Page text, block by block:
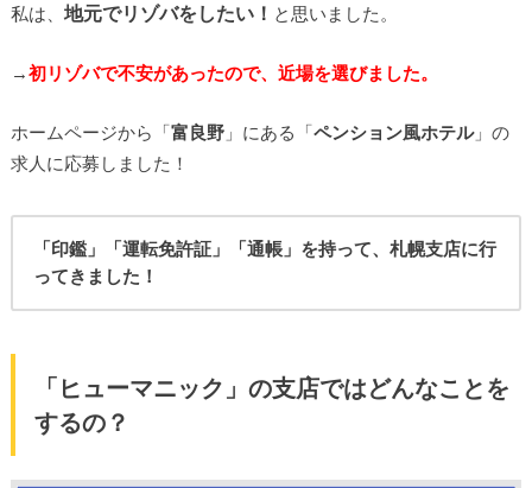
私は、 地元でリゾバをしたい！ と思いました。
→初リゾバで不安があったので、近場を選びました。
ホームページから「富良野」にある「ペンション風ホテル」の
求人に応募しました！
「印鑑」「運転免許証」「通帳」を持って、札幌支店に行
ってきました！
「ヒューマニック」の支店ではどんなことを
するの？